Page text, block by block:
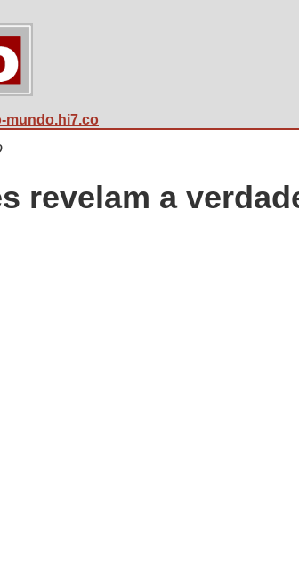
mundo.hi7.co
revelam a